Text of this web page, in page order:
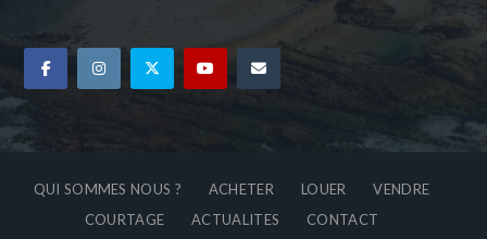
QUI SOMMES NOUS ? ACHETER LOUER
VENDRE
COURTAGE
ACTUALITES CONTACT